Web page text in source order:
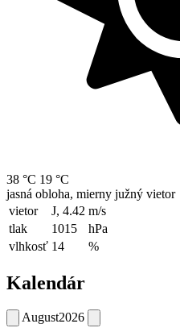
38 °C 19 °C
jasná obloha, mierny južný vietor
vietor
J, 4.42 m/s
tlak
1015
hPa
vlhkosť 14 %
Kalendár
August2026